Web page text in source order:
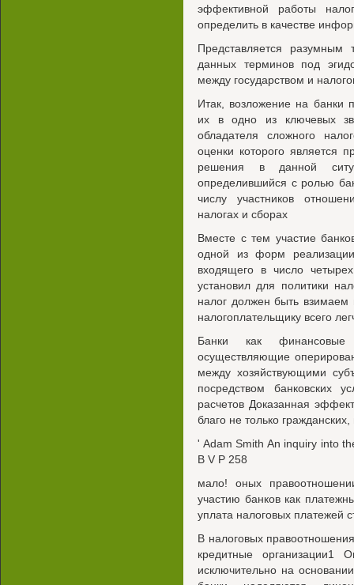
эффективной работы
определить в качестве
Представляется разумным
данных терминов под
между государством и
Итак, возложение на банки
их в одно из ключевых
обладателя сложного
оценки которого является
решения в данной
определившийся с ролью
числу участников
налогах и сборах
Вместе с тем участие
одной из форм
входящего в число
установил для политики
налог должен быть взимаем
налогоплательщику всего
Банки как
осуществляющие
между хозяйствующими
посредством банковских
расчетов Доказанная
благо не только гражданских,
' Adam Smith An inquiry into
B V P 258
мало! оных
участию банков как
уплата налоговых платежей
В налоговых
кредитные организации1
исключительно на